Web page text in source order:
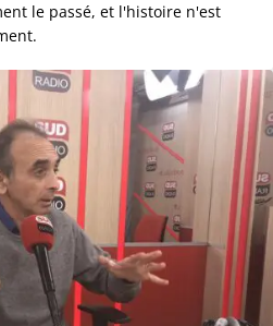
le passé, et l'histoire n'est